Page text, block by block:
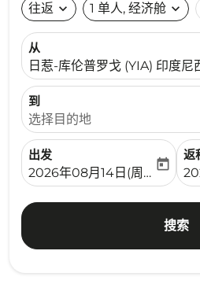
往返 expand_more 1 单人, 经济舱 expand_more
从
日惹-库伦普罗戈 (YIA) 印度尼
到
选择目的地
出发
fc-booking-departure-
2026年08月14日(周五)
today
返
搜索